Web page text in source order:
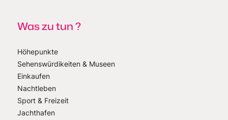
Was zu tun ?
Höhepunkte
Sehenswürdikeiten & Museen
Einkaufen
Nachtleben
Sport & Freizeit
Jachthafen